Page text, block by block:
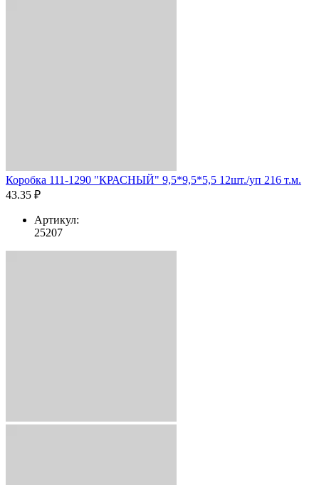
Коробка 111-1290 "КРАСНЫЙ" 9,5*9,5*5,5 12шт./уп 216 т.м.
43.35 ₽
Артикул:
25207